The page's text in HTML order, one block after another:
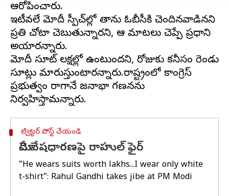
ఆరోపించారు.
ఇటీవలే మోదీ స్పీచ్‌ల్లో తాను ఓబీసీకి చెందినవాడినని
ప్రతి చోటా చెబుతున్నారని, ఆ మాటలు చెప్పే ప్రధాని
అయ్యారన్నారు.
మోదీ సూట్ లక్షల్లో ఉంటుందని, రోజుకు కనీసం రెండు
సూట్లు మారుస్తుంటారన్నారు.రాష్ట్రంలో కాంగ్రెస్
ప్రభుత్వం రాగానే జనాభా గణనను
ట్విట్టర్ పోస్ట్ చేయండి
మోదీ వేషధారణపై రాహుల్ ఫైర్
"He wears suits worth lakhs...I wear only white
t-shirt": Rahul Gandhi takes jibe at PM Modi